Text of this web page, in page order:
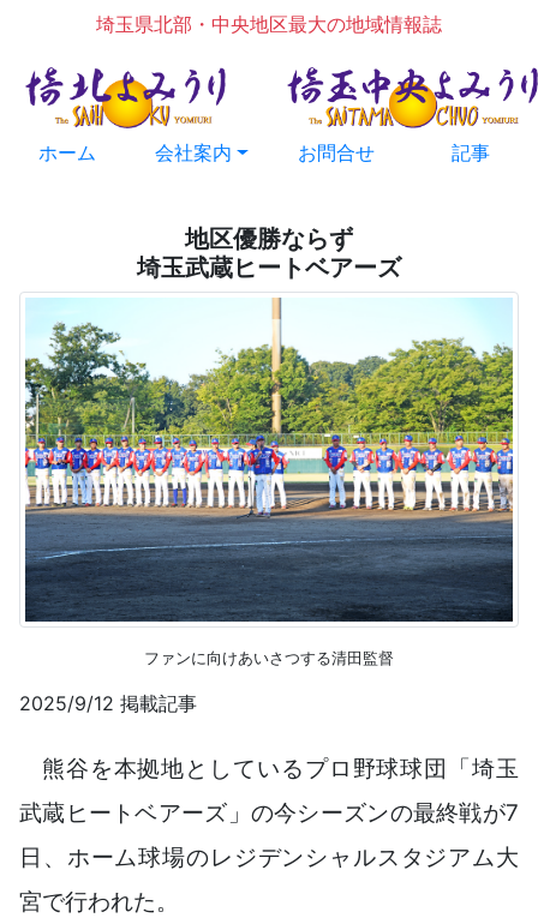
埼玉県北部・中央地区最大の地域情報誌
ホーム 会社案内 お問合せ 記事
地区優勝ならず
埼玉武蔵ヒートベアーズ
ファンに向けあいさつする清田監督
2025/9/12 掲載記事
熊谷を本拠地としているプロ野球球団「埼玉
武蔵ヒートベアーズ」の今シーズンの最終戦が7
日、ホーム球場のレジデンシャルスタジアム大
宮で行われた。